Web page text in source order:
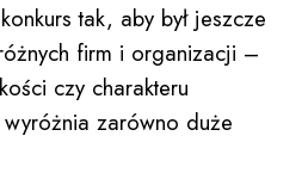
tak, aby był jeszcze
firm i organizacji –
czy charakteru
wyróżnia zarówno duże